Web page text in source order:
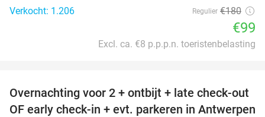
Verkocht: 1.206
Regulier €180
€99
Excl. ca. €8 p.p.p.n. toeristenbelasting
51%
Overnachting voor 2 + ontbijt + late check-out
OF early check-in + evt. parkeren in Antwerpen